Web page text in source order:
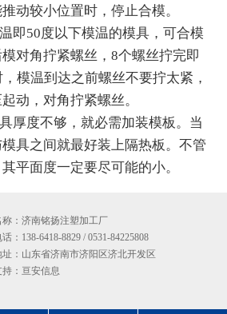
动较小位置时，停止合模。
即50度以下模温的模具，可合模
对角拧紧螺丝，8个螺丝拧完即
模温到达之前螺丝不要拧太紧，
动，对角拧紧螺丝。
厚度不够，就必需加装模板。当
具之间就最好装上隔热板。不管
平面度一定要尽可能的小。
称：济南铭扬注塑加工厂
：138-6418-8829 / 0531-84225808
址：山东省济南市济阳区济北开发区
： 亘安信息